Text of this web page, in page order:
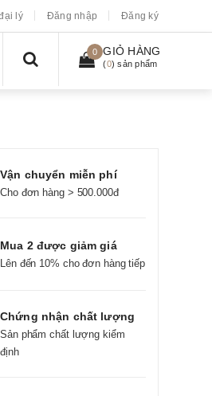
lý Đăng nhập Đăng ký
0 GIỎ HÀNG
(0) sản phẩm
Vận chuyển miễn phí
Cho đơn hàng > 500.000đ
Mua 2 được giảm giá
Lên đến 10% cho đơn hàng tiếp
Chứng nhận chất lượng
Sản phẩm chất lượng kiểm
định